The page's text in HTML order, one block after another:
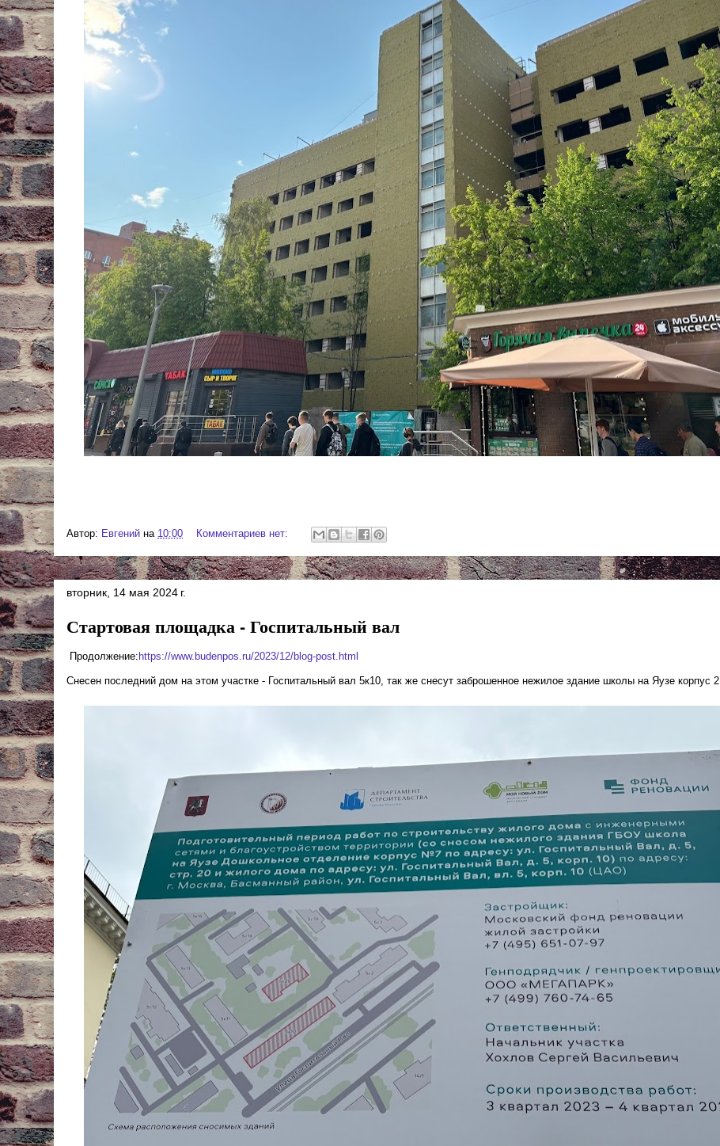
Автор: Евгений на 10:00 Комментариев нет:
вторник, 14 мая 2024 г.
Стартовая площадка - Госпитальный вал
Продолжение: https://www.budenpos.ru/2023/12/blog-post.html
Снесен последний дом на этом участке - Госпитальный вал 5к10, так же снесут заброшенное нежилое здание школы на Яузе корпус 2